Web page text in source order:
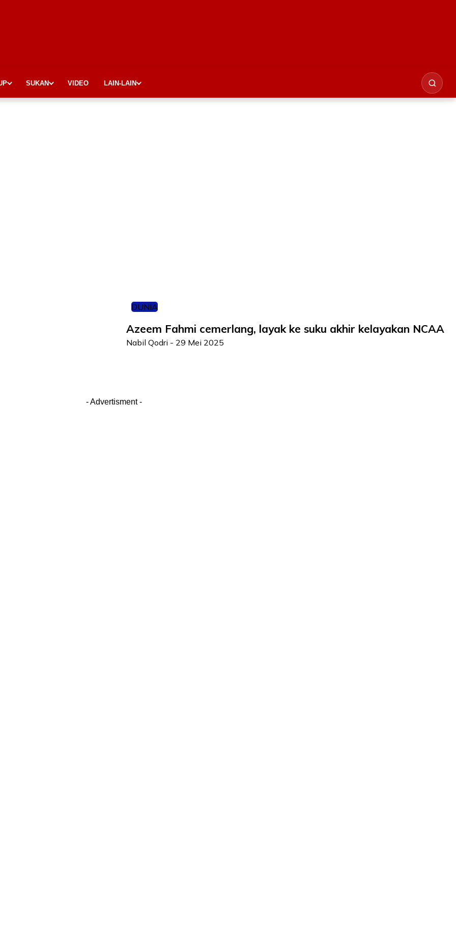
SUKAN VIDEO LAIN-LAIN
DUNIA
Azeem Fahmi cemerlang, layak ke suku akhir kelayakan NCAA
Nabil Qodri - 29 Mei 2025
- Advertisment -